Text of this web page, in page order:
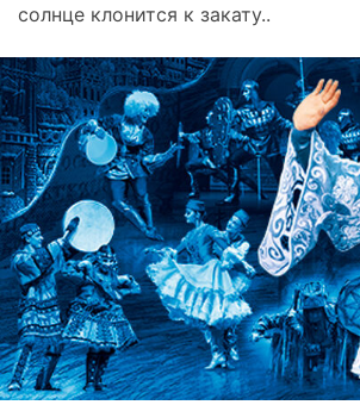
солнце клонится к закату..